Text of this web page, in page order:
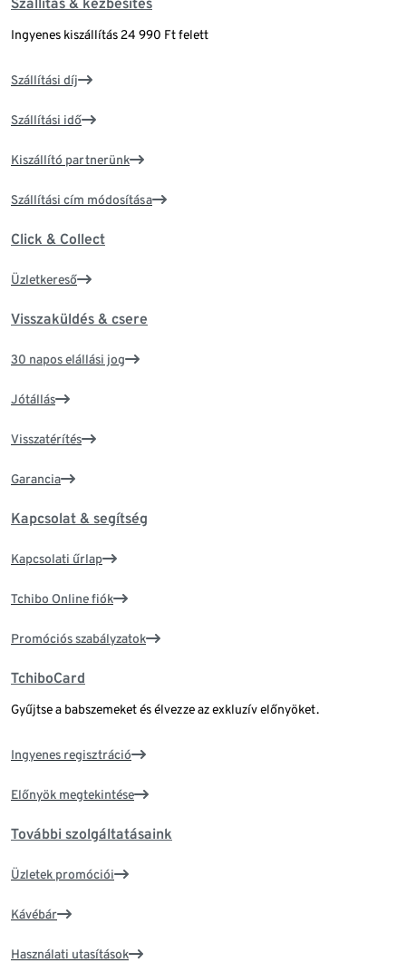
Ingyenes kiszállítás 24 990 Ft felett
Szállítási díj
Szállítási idő
Kiszállító partnerünk
Szállítási cím módosítása
Click & Collect
Üzletkereső
Visszaküldés & csere
30 napos elállási jog
Jótállás
Visszatérítés
Garancia
Kapcsolat & segítség
Kapcsolati űrlap
Tchibo Online fiók
Promóciós szabályzatok
TchiboCard
Gyűjtse a babszemeket és élvezze az exkluzív előnyöket.
Ingyenes regisztráció
Előnyök megtekintése
További szolgáltatásaink
Üzletek promóciói
Kávébár
Használati utasítások